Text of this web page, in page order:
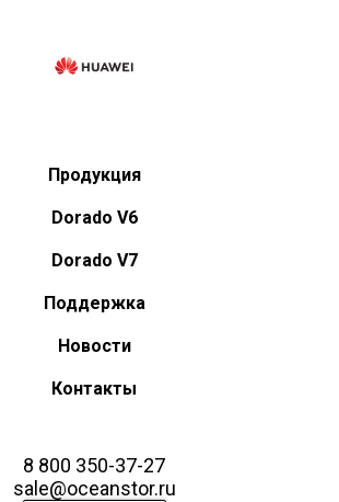
Продукция
Dorado V6
Dorado V7
Поддержка
Новости
Контакты
8 800 350-37-27
sale@oceanstor.ru